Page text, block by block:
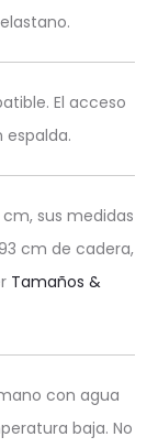
El acceso
espalda.
sus medidas
cm de cadera,
Tamaños &
con agua
baja. No